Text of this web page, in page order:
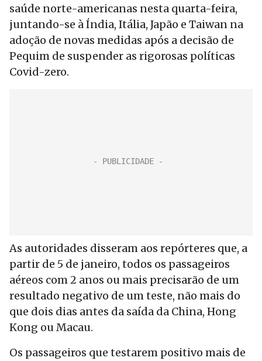
saúde norte-americanas nesta quarta-feira,
juntando-se à Índia, Itália, Japão e Taiwan na
adoção de novas medidas após a decisão de
Pequim de suspender as rigorosas políticas
Covid-zero.
As autoridades disseram aos repórteres que, a
partir de 5 de janeiro, todos os passageiros
aéreos com 2 anos ou mais precisarão de um
resultado negativo de um teste, não mais do
que dois dias antes da saída da China, Hong
Kong ou Macau.
Os passageiros que testarem positivo mais de